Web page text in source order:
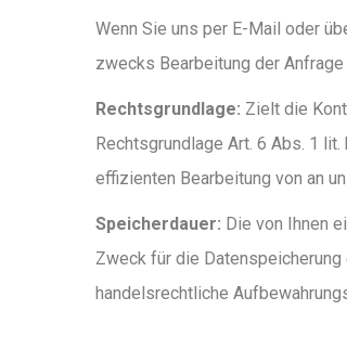
Wenn Sie uns per E-Mail oder
zwecks Bearbeitung der
Rechtsgrundlage: Zielt die
Rechtsgrundlage Art. 6 Abs. 1
effizienten Bearbeitung von an
Speicherdauer: Die von Ihnen
Zweck für die
handelsrechtliche